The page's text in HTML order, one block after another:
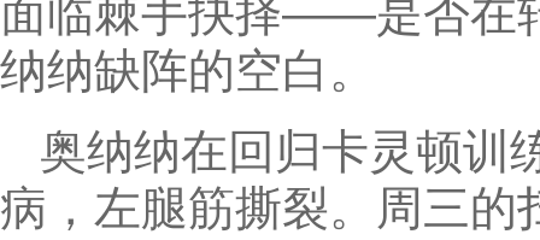
面临棘手抉择——是否在
纳纳缺阵的空白。
奥纳纳在回归卡灵顿训
病，左腿筋撕裂。周三的